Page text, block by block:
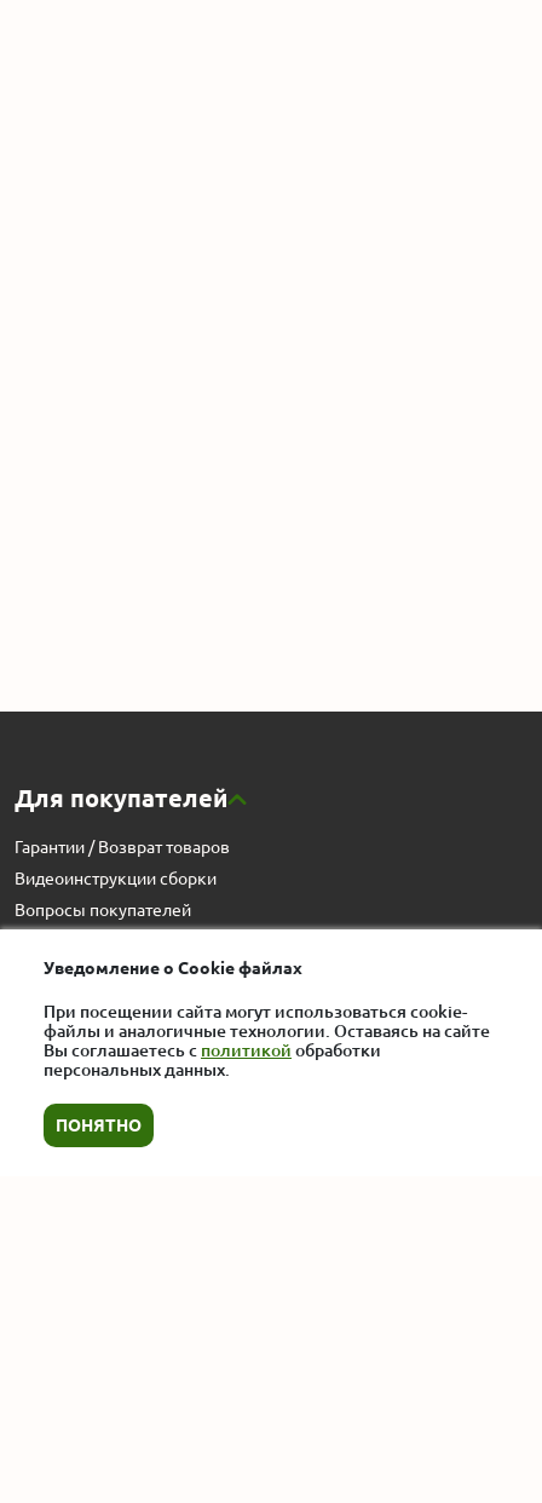
Для покупателей
Гарантии / Возврат товаров
Видеоинструкции сборки
Вопросы покупателей
Отзывы
Вакансии
Жалоба директору
Copyright © 2015-2026. ООО «Экострой».
Политика обработки персональных
данных
Уведомление о Cookie файлах
При посещении сайта могут использоваться cookie-
файлы и аналогичные технологии. Оставаясь на сайте
Вы соглашаетесь с политикой обработки
персональных данных.
ПОНЯТНО